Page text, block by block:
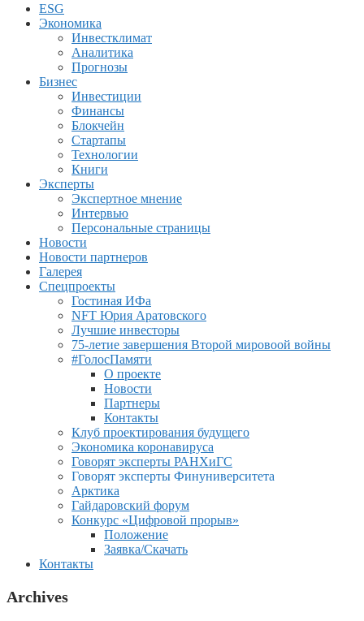
ESG
Экономика
Инвестклимат
Аналитика
Прогнозы
Бизнес
Инвестиции
Финансы
Блокчейн
Стартапы
Технологии
Книги
Эксперты
Экспертное мнение
Интервью
Персональные страницы
Новости
Новости партнеров
Галерея
Спецпроекты
Гостиная ИФа
NFT Юрия Аратовского
Лучшие инвесторы
75-летие завершения Второй мировоой войны
#ГолосПамяти
О проекте
Новости
Партнеры
Контакты
Клуб проектирования будущего
Экономика коронавируса
Говорят эксперты РАНХиГС
Говорят эксперты Финуниверситета
Арктика
Гайдаровский форум
Конкурс «Цифровой прорыв»
Положение
Заявка/Скачать
Контакты
Archives